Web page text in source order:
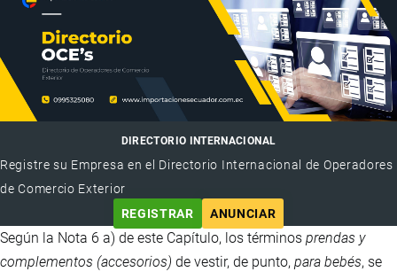
DIRECTORIO INTERNACIONAL
Registre su Empresa en el Directorio Internacional de Operadores
de Comercio Exterior
REGISTRAR
ANUNCIAR
Según la Nota 6 a) de este Capítulo, los términos prendas y
complementos (accesorios) de vestir, de punto, para bebés, se